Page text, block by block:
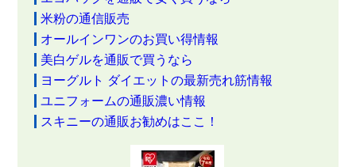
米粉の通信販売
オールインワンのお買い得情報
美白ゲルを通販で買うなら
ヨーグルト ダイエットの最新売れ筋情報
ユニフォームの通販濃い情報
スキニーの通販お勧めはここ！